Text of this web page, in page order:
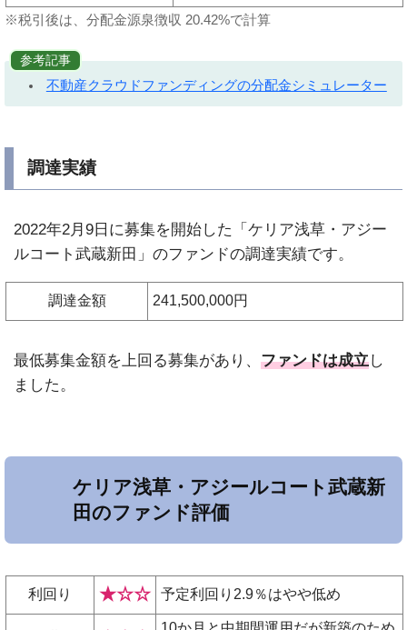
※税引後は、分配金源泉徴収 20.42%で計算
参考記事
不動産クラウドファンディングの分配金シミュレーター
調達実績
2022年2月9日に募集を開始した「ケリア浅草・アジー
ルコート武蔵新田」のファンドの調達実績です。
調達金額 241,500,000円
最低募集金額を上回る募集があり、 ファンドは成立し
ました。
ケリア浅草・アジールコート武蔵新
田のファンド評価
利回り ★☆☆ 予定利回り2.9％はやや低め